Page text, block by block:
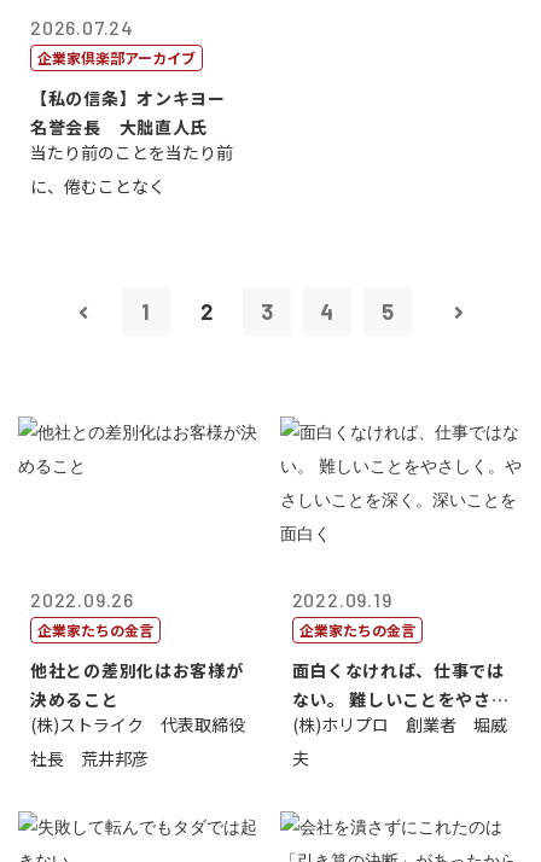
2026.07.24
企業家倶楽部アーカイブ
【私の信条】オンキヨー
名誉会長 大朏直人氏
当たり前のことを当たり前
に、倦むことなく
1 2 3 4 5
2022.09.26
企業家たちの金言
他社との差別化はお客様が
決めること
(株)ストライク 代表取締役
社長 荒井邦彦
2022.09.19
企業家たちの金言
面白くなければ、仕事では
ない。 難しいことをやさし
く。やさし...
(株)ホリプロ 創業者 堀威
夫